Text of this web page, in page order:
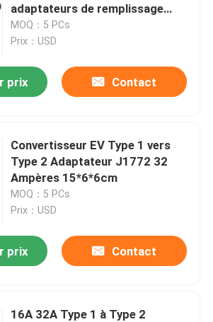
adaptateurs de remplissage
50CM câble IP55
MOQ：5 PCs
Prix：USD
prix Contact
Convertisseur EV Type 1 vers
Type 2 Adaptateur J1772 32
Ampères 15*6*6cm
MOQ：5 PCs
Prix：USD
prix Contact
16A 32A Type 1 à Type 2